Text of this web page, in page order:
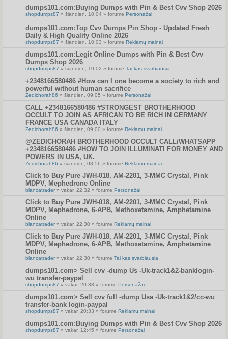
dumps101.com:Buying Dumps with Pin & Best Cvv Shop 2026
shopdumps87 » šiandien, 10:04 » forume Personažai
dumps101.com:Top Cvv Dumps Pin Shop - Updated Fresh
Daily & High Quality Online 2026
shopdumps87 » šiandien, 10:03 » forume Reklamų mainai
dumps101.com:Legit Online Dumps with Pin & Best Cvv
Dumps Shop 2026
shopdumps87 » šiandien, 10:02 » forume Tai kas svarbiausia
+2348166580486 #How can I one become a society to rich and
powerful without human sacrifice
Zedichorah86 » šiandien, 09:05 » forume Personažai
CALL +2348166580486 #STRONGEST BROTHERHOOD
OCCULT TO JOIN AS AFRICAN TO BE RICH IN GERMANY
FRANCE USA CANADA ITALY
Zedichorah86 » šiandien, 09:00 » forume Reklamų mainai
@ZEDICHORAH BROTHERHOOD OCCULT CALL/WHATSAPP
+2348166580486 #HOW TO JOIN ILLUMINATI FOR MONEY AND
POWERS IN USA, UK.
Zedichorah86 » šiandien, 08:56 » forume Reklamų mainai
Click to Buy Pure JWH-018, AM-2201, 3-MMC Crystal, Pink
MDPV, Mephedrone Online
blancatrader » vakar, 22:32 » forume Personažai
Click to Buy Pure JWH-018, AM-2201, 3-MMC Crystal, Pink
MDPV, Mephedrone, 6-APB, Methoxetamine, Amphetamine
Online
blancatrader » vakar, 22:30 » forume Reklamų mainai
Click to Buy Pure JWH-018, AM-2201, 3-MMC Crystal, Pink
MDPV, Mephedrone, 6-APB, Methoxetamine, Amphetamine
Online
blancatrader » vakar, 22:30 » forume Tai kas svarbiausia
dumps101.com> Sell cvv -dump Us -Uk-track1&2-banklogin-
wu transfer-paypal
shopdumps87 » vakar, 20:33 » forume Personažai
dumps101.com> Sell cvv full -dump Usa -Uk-track1&2/cc-wu
transfer-bank login-paypal
shopdumps87 » vakar, 20:33 » forume Reklamų mainai
dumps101.com:Buying Dumps with Pin & Best Cvv Shop 2026
shopdumps87 » vakar, 12:45 » forume Personažai